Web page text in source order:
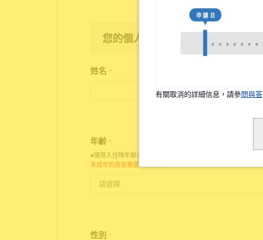
您的個人資訊
姓名 *
年齢 *
●僅限入住時年齡為18歲至35歲之人士申請入住。
未成年的房客需要雙親同意。
性別 *
有關取消的詳細信息，請參問與答